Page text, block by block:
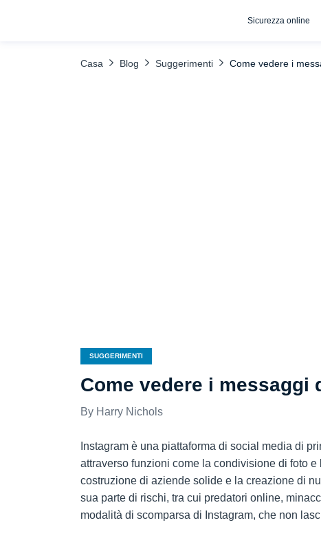
Sicurezza online
Casa Blog Suggerimenti Come vedere i
SUGGERIMENTI
Come vedere i messaggi
Harry Nichols
Instagram è una piattaforma di social media di
attraverso funzioni come la condivisione di foto
costruzione di aziende solide e la creazione di
sua parte di rischi, tra cui predatori online,
modalità di scomparsa di Instagram, che non
Usare le proprie credenziali per leggere i